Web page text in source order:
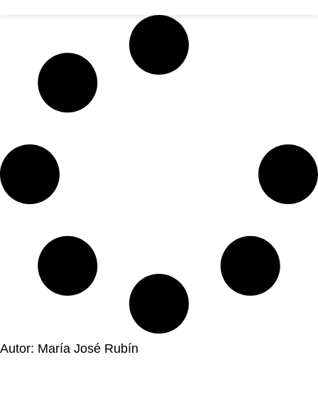
Autor: María José Rubín